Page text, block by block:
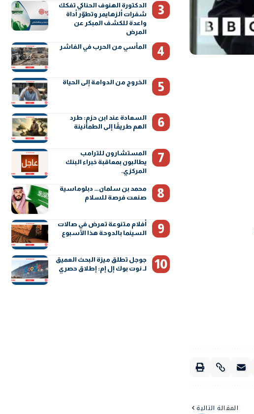
المقالة التالية
الدكتورة الهنوف الحناكي تفكك
شفرات ألزهايمر وتطوّر أداة
واعدة للكشف المبكر عن
المرض
المأسي من الحرب في الفاشر
الخروج من الدوامة إلى الحياة
السعادة عند ابن حزم: طرد
الهم طريقًا إلى الطمأنينة
المستشارون للترامب
يطالبون بمعاقبة خبراء البنك
المركزي.
محمد بن سلمان… دبلوماسية
صنعت فرصة للسلام
أفلام متنوعة تعرض في صالات
السينما بالدوحة هذا الأسبوع
جوجل تطلق ميزة البحث العميق
لـ نوت بوك إل إم: إطلاق حصري